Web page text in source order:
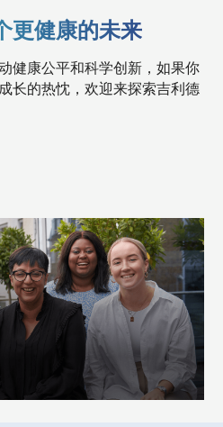
更健康的未来
健康公平和科学创新，如果你
长的热忱，欢迎来探索吉利德